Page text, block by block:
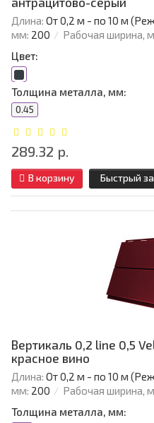
Длина: От 0,2 м - по 10 м
мм: 200 Рабочая ширина,
Цвет:
Толщина металла, мм:
0.45
289.32 р.
В корзину Быстрый
Вертикаль 0,2 line 0,5
красное вино
Длина: От 0,2 м - по 10 м
мм: 200 Рабочая ширина,
Толщина металла, мм: